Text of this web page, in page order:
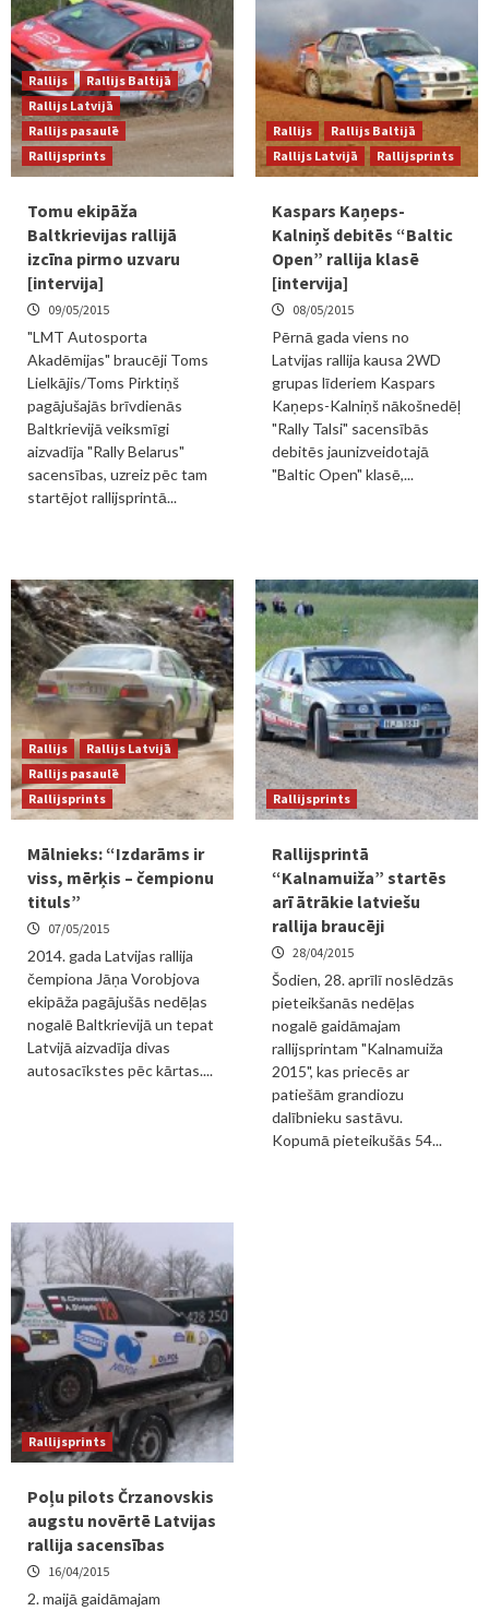
Rallijs
Rallijs Baltijā
Rallijs Latvijā
Rallijs pasaulē
Rallijsprints
Tomu ekipāža
Baltkrievijas rallijā
izcīna pirmo uzvaru
[intervija]
09/05/2015
"LMT Autosporta
Akadēmijas" braucēji Toms
Lielkājis/Toms Pirktiņš
pagājušajās brīvdienās
Baltkrievijā veiksmīgi
aizvadīja "Rally Belarus"
sacensības, uzreiz pēc tam
startējot rallijsprintā...
Rallijs
Rallijs Baltijā
Rallijs Latvijā
Rallijsprints
Kaspars Kaņeps-
Kalniņš debitēs “Baltic
Open” rallija klasē
[intervija]
08/05/2015
Pērnā gada viens no
Latvijas rallija kausa 2WD
grupas līderiem Kaspars
Kaņeps-Kalniņš nākošnedēļ
"Rally Talsi" sacensībās
debitēs jaunizveidotajā
"Baltic Open" klasē,...
Rallijs
Rallijs Latvijā
Rallijs pasaulē
Rallijsprints
Mālnieks: “Izdarāms ir
viss, mērķis – čempionu
tituls”
07/05/2015
2014. gada Latvijas rallija
čempiona Jāņa Vorobjova
ekipāža pagājušās nedēļas
nogalē Baltkrievijā un tepat
Latvijā aizvadīja divas
autosacīkstes pēc kārtas....
Rallijsprints
Rallijsprintā
“Kalnamuiža” startēs
arī ātrākie latviešu
rallija braucēji
28/04/2015
Šodien, 28. aprīlī noslēdzās
pieteikšanās nedēļas
nogalē gaidāmajam
rallijsprintam "Kalnamuiža
2015", kas priecēs ar
patiešām grandiozu
dalībnieku sastāvu.
Kopumā pieteikušās 54...
Rallijsprints
Poļu pilots Črzanovskis
augstu novērtē Latvijas
rallija sacensības
16/04/2015
2. maijā gaidāmajam